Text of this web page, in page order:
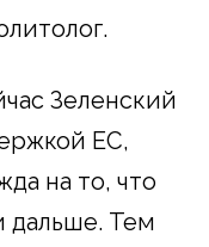
Зеленский
ЕС,
на то, что
дальше. Тем